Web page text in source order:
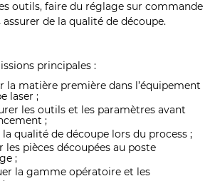
outils, faire du réglage sur commande
de la qualité de découpe.
principales :
la matière première dans l’équipement
laser ;
les outils et les paramètres avant
;
qualité de découpe lors du process ;
les pièces découpées au poste
;
la gamme opératoire et les